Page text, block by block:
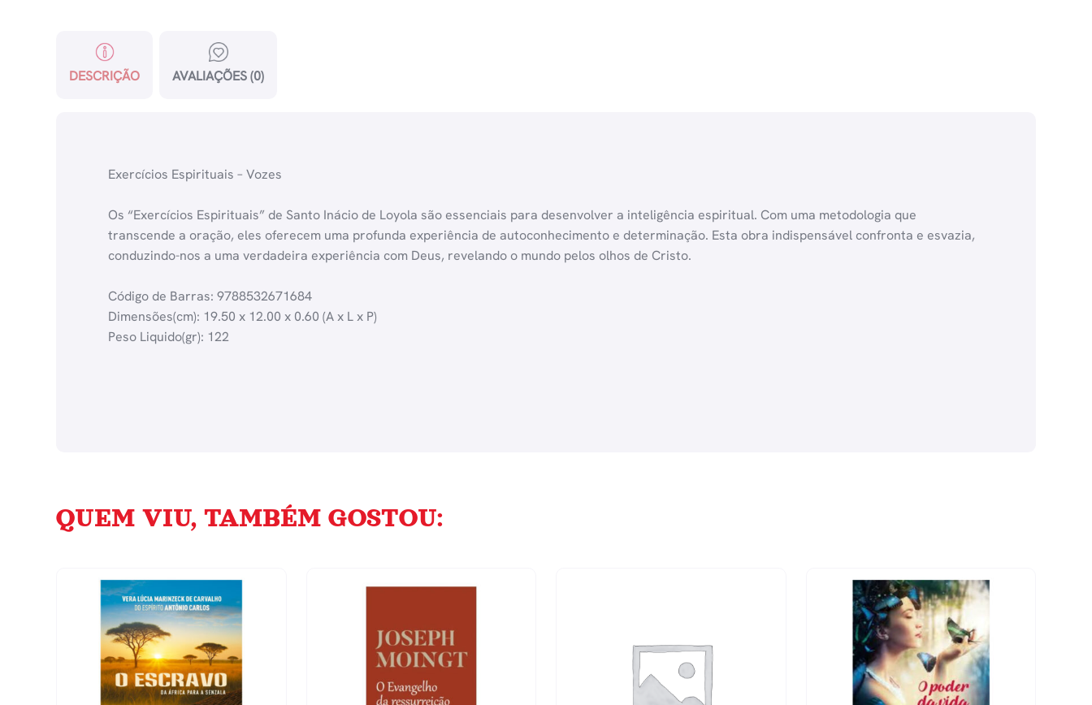
DESCRIÇÃO AVALIAÇÕES (0)
Exercícios Espirituais – Vozes
Os “Exercícios Espirituais” de Santo Inácio de Loyola são essenciais para desenvolver a inteligência espiritual. Com uma metodologia que
transcende a oração, eles oferecem uma profunda experiência de autoconhecimento e determinação. Esta obra indispensável confronta e esvazia,
conduzindo-nos a uma verdadeira experiência com Deus, revelando o mundo pelos olhos de Cristo.
Código de Barras: 9788532671684
Dimensões(cm): 19.50 x 12.00 x 0.60 (A x L x P)
Peso Liquido(gr): 122
QUEM VIU, TAMBÉM GOSTOU: